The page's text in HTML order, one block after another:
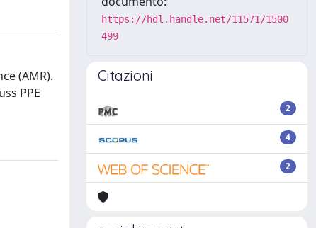
(AMR).
PPE
https://hdl.handle.net/11571/1500
499
Citazioni
2
4
2